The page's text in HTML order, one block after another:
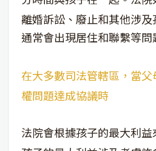
離婚訴訟、廢止和其他涉及
通常會出現居住和聯繫等問
在大多數司法管轄區，當
權問題達成協議時
法院會根據孩子的最大利益